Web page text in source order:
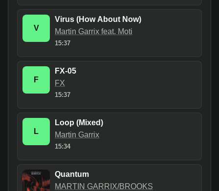
V
Virus (How About Now)
Martin Garrix feat. Moti
15:37
F
FX-05
FX
15:37
L
Loop (Mixed)
Martin Garrix
15:34
Quantum
MARTIN GARRIX/BROOKS